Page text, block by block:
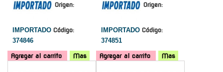
Origen:
IMPORTADO Código:
374846
Agregar al carrito Mas
Origen:
IMPORTADO Código:
374851
Agregar al carrito
Mas